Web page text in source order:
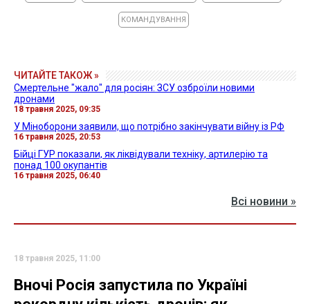
КОМАНДУВАННЯ
ЧИТАЙТЕ ТАКОЖ »
Смертельне "жало" для росіян: ЗСУ озброїли новими
дронами
18 травня 2025, 09:35
У Міноборони заявили, що потрібно закінчувати війну із РФ
16 травня 2025, 20:53
Бійці ГУР показали, як ліквідували техніку, артилерію та
понад 100 окупантів
16 травня 2025, 06:40
Всі новини »
18 травня 2025, 11:00
Вночі Росія запустила по Україні